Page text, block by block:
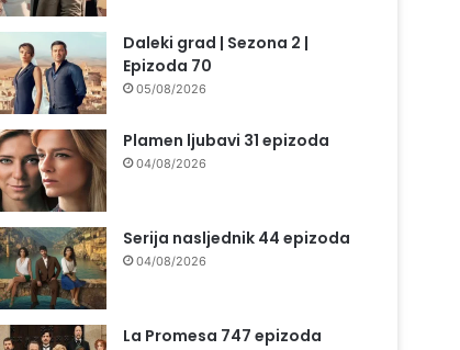
Daleki grad | Sezona 2 |
Epizoda 70
05/08/2026
Plamen ljubavi 31 epizoda
04/08/2026
Serija nasljednik 44 epizoda
04/08/2026
La Promesa 747 epizoda